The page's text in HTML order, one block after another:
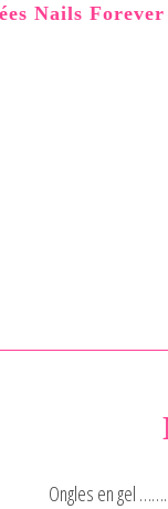
Nails
Ongles en